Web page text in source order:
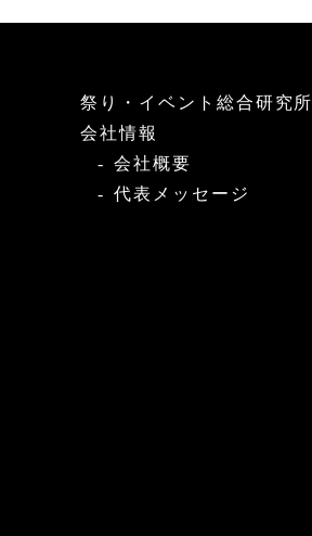
祭り・イベント総合研究所
会社情報
会社概要
代表メッセージ